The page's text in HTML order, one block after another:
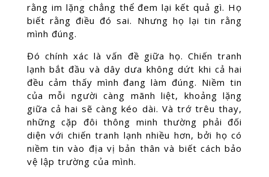
rằng im lặng chẳng thể đem lại kết quả gì. Họ
biết rằng điều đó sai. Nhưng họ lại tin rằng
mình đúng.
Đó chính xác là vấn đề giữa họ. Chiến tranh
lạnh bắt đầu và dây dưa không dứt khi cả hai
đều cảm thấy mình đang làm đúng. Niềm tin
của mỗi người càng mãnh liệt, khoảng lặng
giữa cả hai sẽ càng kéo dài. Và trớ trêu thay,
những cặp đôi thông minh thường phải đối
diện với chiến tranh lạnh nhiều hơn, bởi họ có
niềm tin vào địa vị bản thân và biết cách bảo
vệ lập trường của mình.